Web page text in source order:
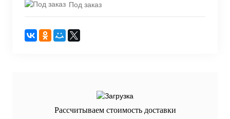
Под заказ
Рассчитываем стоимость доставки